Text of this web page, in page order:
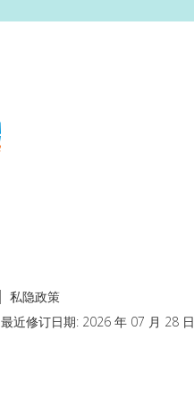
私隐政策
最近修订日期: 2026 年 07 月 28 日